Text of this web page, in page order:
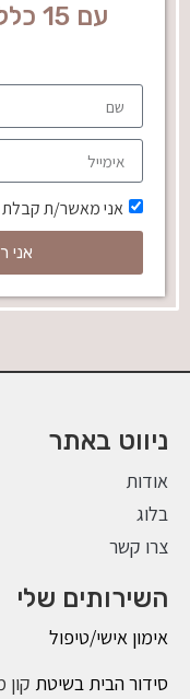
עם
אני מאשר/ת קבלת
אני
ניווט באתר
אודות
בלוג
צרו קשר
השירותים שלי
אימון אישי/טיפול
סידור הבית בשיטת קון